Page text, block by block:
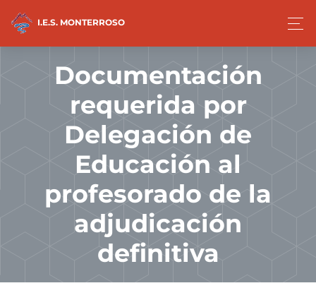
I.E.S. MONTERROSO
Documentación
requerida por
Delegación de
Educación al
profesorado de la
adjudicación
definitiva